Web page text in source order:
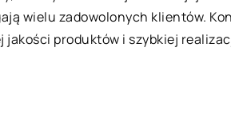
wielu zadowolonych klientów.
jakości produktów i szybkiej